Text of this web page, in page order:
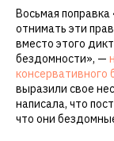
Восьмая
отнимать эти
вместо этого
бездомности», —
консервативного
выразили свое
написала, что
что они